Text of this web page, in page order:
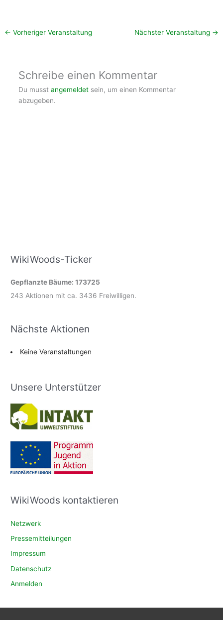
← Vorheriger Veranstaltung Nächster Veranstaltung →
Schreibe einen Kommentar
Du musst angemeldetsein, um einen Kommentar
abzugeben.
WikiWoods-Ticker
Gepflanzte Bäume: 173725
243 Aktionen mit ca. 3436 Freiwilligen.
Nächste Aktionen
Keine Veranstaltungen
Unsere Unterstützer
WikiWoods kontaktieren
Netzwerk
Pressemitteilungen
Impressum
Datenschutz
Anmelden